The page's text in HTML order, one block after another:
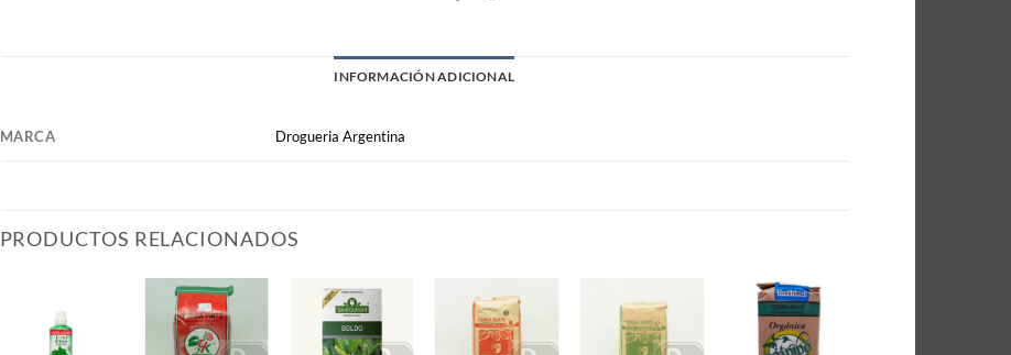
INFORMACIÓN ADICIONAL
MARCA Drogueria Argentina
PRODUCTOS RELACIONADOS